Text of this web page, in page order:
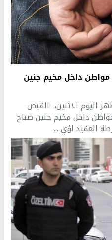
داخل مخيم جنين
اليوم الاثنين، القبض
داخل مخيم جنين صباح
العقيد لؤي ...